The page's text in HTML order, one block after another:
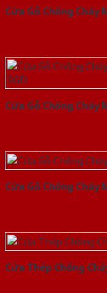
Cửa Gỗ Chống Cháy
Cửa Gỗ Chống Cháy
Cửa Gỗ Chống Cháy
Cửa Thép Chống